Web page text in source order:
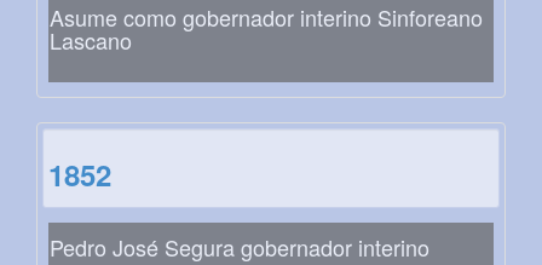
Asume como gobernador interino Sinforeano
Lascano
1852
Pedro José Segura gobernador interino